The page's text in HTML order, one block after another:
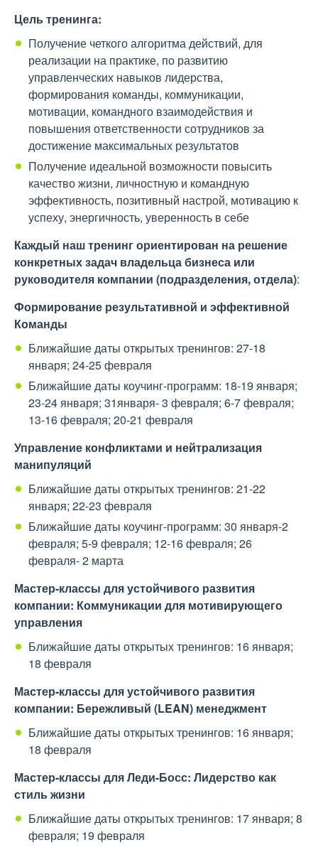
Цель тренинга:
Получение четкого алгоритма действий, для
реализации на практике, по развитию
управленческих навыков лидерства,
формирования команды, коммуникации,
мотивации, командного взаимодействия и
повышения ответственности сотрудников за
достижение максимальных результатов
Получение идеальной возможности повысить
качество жизни, личностную и командную
эффективность, позитивный настрой, мотивацию к
успеху, энергичность, уверенность в себе
Каждый наш тренинг ориентирован на решение
конкретных задач владельца бизнеса или
руководителя компании (подразделения, отдела):
Формирование результативной и эффективной
Команды
Ближайшие даты открытых тренингов: 27-18
января; 24-25 февраля
Ближайшие даты коучинг-программ: 18-19 января;
23-24 января; 31января- 3 февраля; 6-7 февраля;
13-16 февраля; 20-21 февраля
Управление конфликтами и нейтрализация
манипуляций
Ближайшие даты открытых тренингов: 21-22
января; 22-23 февраля
Ближайшие даты коучинг-программ: 30 января-2
февраля; 5-9 февраля; 12-16 февраля; 26
февраля- 2 марта
Мастер-классы для устойчивого развития
компании: Коммуникации для мотивирующего
управления
Ближайшие даты открытых тренингов: 16 января;
18 февраля
Мастер-классы для устойчивого развития
компании: Бережливый (LEAN) менеджмент
Ближайшие даты открытых тренингов: 16 января;
18 февраля
Мастер-классы для Леди-Босс: Лидерство как
стиль жизни
Ближайшие даты открытых тренингов: 17 января; 8
февраля; 19 февраля